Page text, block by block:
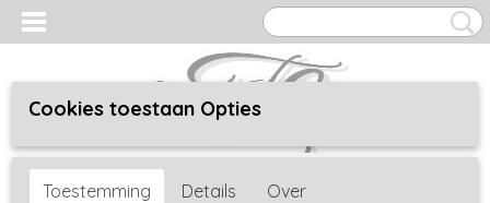
Inloggen Registreren
Cookies toestaan Opties
Toestemming Details Over